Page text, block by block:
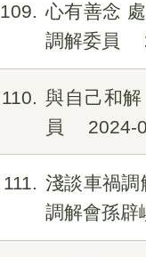
109
心有善念
調解委員
110
與自己和
員
2024-
111
淺談車禍調
調解會孫辟